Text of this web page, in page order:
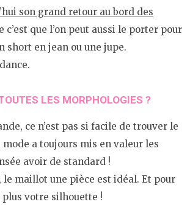
son grand retour au bord des
c’est que l’on peut aussi le porter pour
short en jean ou une jupe.
LES MORPHOLOGIES ?
ce n’est pas si facile de trouver le
a toujours mis en valeur les
avoir de standard !
maillot une pièce est idéal. Et pour
votre silhouette !